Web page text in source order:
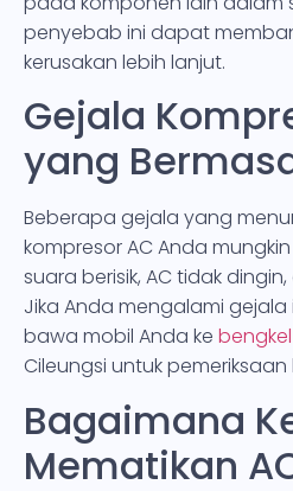
penyebab ini dapat
kerusakan lebih lanjut.
Gejala
yang
Beberapa gejala yang
kompresor AC Anda
suara berisik, AC tidak
Jika Anda mengalami gejala
bawa mobil Anda ke
Cileungsi untuk pemeriksaan
Bagaimana
Mematikan